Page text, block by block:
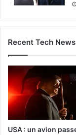
Recent Tech News
USA : un avion